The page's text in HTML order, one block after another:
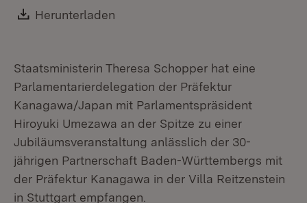
Download:
Herunterladen
Staatsministerin Theresa Schopper hat eine
Parlamentarierdelegation der Präfektur
Kanagawa/Japan mit Parlamentspräsident
Hiroyuki Umezawa an der Spitze zu einer
Jubiläumsveranstaltung anlässlich der 30-
jährigen Partnerschaft Baden-Württembergs mit
der Präfektur Kanagawa in der Villa Reitzenstein
in Stuttgart empfangen.